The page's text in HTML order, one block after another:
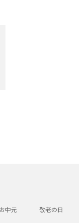
お中元 敬老の日